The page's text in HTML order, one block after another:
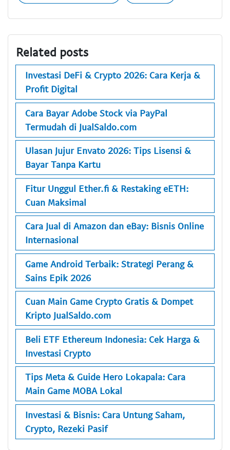
Related posts
Investasi DeFi & Crypto 2026: Cara Kerja &
Profit Digital
Cara Bayar Adobe Stock via PayPal
Termudah di JualSaldo.com
Ulasan Jujur Envato 2026: Tips Lisensi &
Bayar Tanpa Kartu
Fitur Unggul Ether.fi & Restaking eETH:
Cuan Maksimal
Cara Jual di Amazon dan eBay: Bisnis Online
Internasional
Game Android Terbaik: Strategi Perang &
Sains Epik 2026
Cuan Main Game Crypto Gratis & Dompet
Kripto JualSaldo.com
Beli ETF Ethereum Indonesia: Cek Harga &
Investasi Crypto
Tips Meta & Guide Hero Lokapala: Cara
Main Game MOBA Lokal
Investasi & Bisnis: Cara Untung Saham,
Crypto, Rezeki Pasif